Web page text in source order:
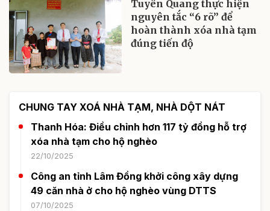
Tuyên Quang thực hiện
nguyên tắc “6 rõ” để
hoàn thành xóa nhà tạm
đúng tiến độ
CHUNG TAY XOÁ NHÀ TẠM, NHÀ DỘT NÁT
Thanh Hóa: Điều chỉnh hơn 117 tỷ đồng hỗ trợ
xóa nhà tạm cho hộ nghèo
22/10/2025
Công an tỉnh Lâm Đồng khởi công xây dựng
49 căn nhà ở cho hộ nghèo vùng DTTS
07/10/2025